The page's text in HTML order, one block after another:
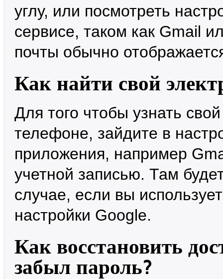
углу, или посмотреть
сервисе, таком как Gmail
почты обычно
Как найти свой
Для того чтобы узнать
телефоне, зайдите в
приложения, например
учетной записью. Там
случае, если вы
настройки Google.
Как восстановить
забыл пароль?